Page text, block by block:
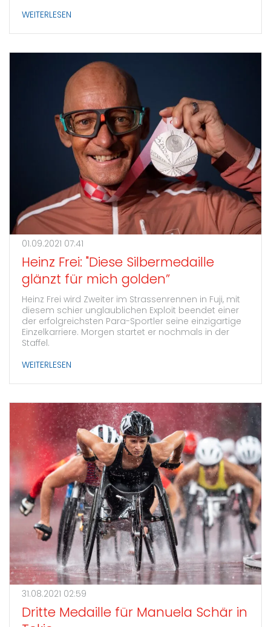
WEITERLESEN
01.09.2021 07:41
Heinz Frei: "Diese Silbermedaille
glänzt für mich golden”
Heinz Frei wird Zweiter im Strassenrennen in Fuji, mit
diesem schier unglaublichen Exploit beendet einer
der erfolgreichsten Para-Sportler seine einzigartige
Einzelkarriere. Morgen startet er nochmals in der
Staffel.
WEITERLESEN
31.08.2021 02:59
Dritte Medaille für Manuela Schär in